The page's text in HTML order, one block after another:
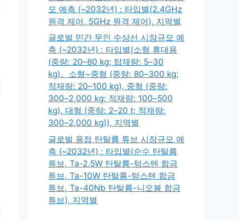
모 예측 (~2032년) : 타입별(2.4GHz
원격 제어, 5GHz 원격 제어), 지역별
글로벌 민간 무인 수상선 시장규모 예
측 (~2032년) : 타입별(소형 휴대용
(중량: 20–80 kg; 탑재량: 5–30
kg)、소형~중형 (중량: 80–300 kg;
적재량: 20–100 kg), 중형 (중량:
300–2,000 kg; 적재량: 100–500
kg), 대형 (중량: 2–20 t; 적재량:
300–2,000 kg)), 지역별
글로벌 용접 탄탈륨 튜브 시장규모 예
측 (~2032년) : 타입별(순수 탄탈륨
튜브, Ta-2.5W 탄탈륨-텅스텐 합금
튜브, Ta-10W 탄탈륨-텅스텐 합금
튜브, Ta-40Nb 탄탈륨-니오븀 합금
튜브), 지역별